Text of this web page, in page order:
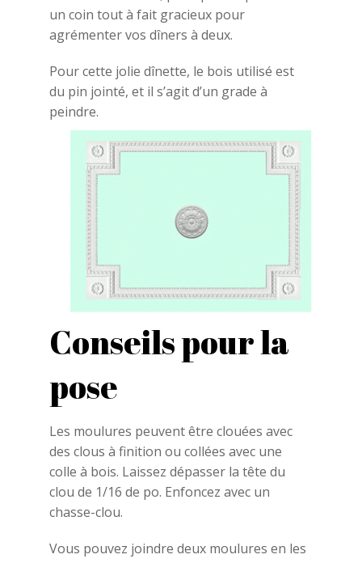
un coin tout à fait gracieux pour
agrémenter vos dîners à deux.
Pour cette jolie dînette, le bois utilisé est
du pin jointé, et il s’agit d’un grade à
peindre.
Conseils pour la
pose
Les moulures peuvent être clouées avec
des clous à finition ou collées avec une
colle à bois. Laissez dépasser la tête du
clou de 1/16 de po. Enfoncez avec un
chasse-clou.
Vous pouvez joindre deux moulures en les